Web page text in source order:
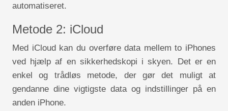
automatiseret.
Metode 2: iCloud
Med iCloud kan du overføre data mellem to iPhones
ved hjælp af en sikkerhedskopi i skyen. Det er en
enkel og trådløs metode, der gør det muligt at
gendanne dine vigtigste data og indstillinger på en
anden iPhone.